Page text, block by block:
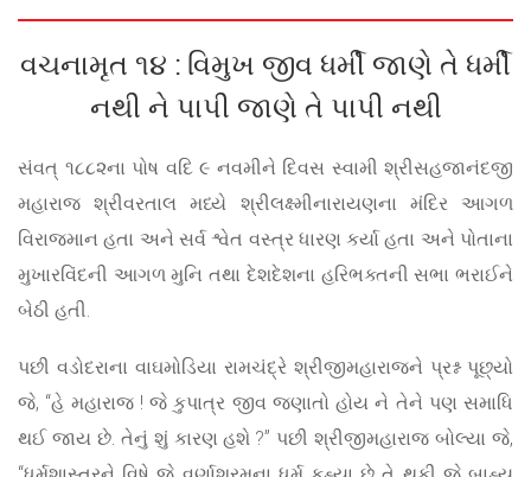
વચનામૃત ૧૪ : વિમુખ જીવ ધર્મી જાણે તે ધર્મી
નથી ને પાપી જાણે તે પાપી નથી
સંવત્ ૧૮૮૨ના પોષ વદિ ૯ નવમીને દિવસ સ્વામી શ્રીસહજાનંદજી
મહારાજ શ્રીવરતાલ મધ્યે શ્રીલક્ષ્મીનારાયણના મંદિર આગળ
વિરાજમાન હતા અને સર્વ શ્વેત વસ્ત્ર ધારણ કર્યા હતા અને પોતાના
મુખારવિંદની આગળ મુનિ તથા દેશદેશના હરિભક્તની સભા ભરાઈને
બેઠી હતી.
પછી વડોદરાના વાઘમોડિયા રામચંદ્રે શ્રીજીમહારાજને પ્રશ્ન પૂછ્યો
જે, “હે મહારાજ ! જે કુપાત્ર જીવ જણાતો હોય ને તેને પણ સમાધિ
થઈ જાય છે. તેનું શું કારણ હશે ?” પછી શ્રીજીમહારાજ બોલ્યા જે,